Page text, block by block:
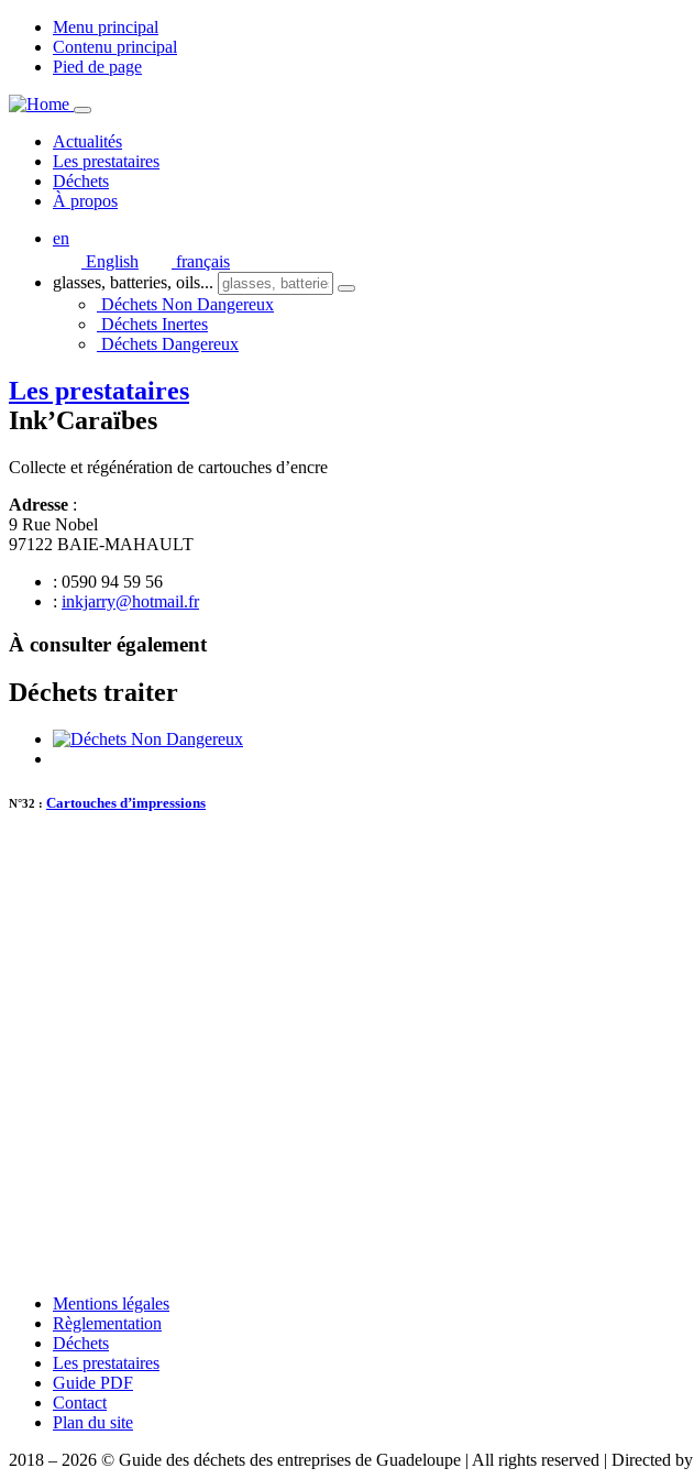
Menu principal
Contenu principal
Pied de page
Actualités
Les prestataires
Déchets
À propos
en
English
français
glasses, batteries, oils...
Déchets Non Dangereux
Déchets Inertes
Déchets Dangereux
Les prestataires
Ink’Caraïbes
Collecte et régénération de cartouches d’encre
Adresse :
9 Rue Nobel
97122 BAIE-MAHAULT
: 0590 94 59 56
: inkjarry@hotmail.fr
À consulter également
Déchets traiter
N°32 : Cartouches d’impressions
Mentions légales
Règlementation
Déchets
Les prestataires
Guide PDF
Contact
Plan du site
2018 – 2026 © Guide des déchets des entreprises de Guadeloupe | All rights reserved | Directed by